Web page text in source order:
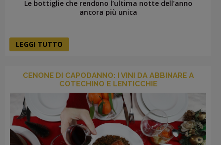
Le bottiglie che rendono l’ultima notte dell’anno
ancora più unica
LEGGI TUTTO
CENONE DI CAPODANNO: I VINI DA ABBINARE A
COTECHINO E LENTICCHIE